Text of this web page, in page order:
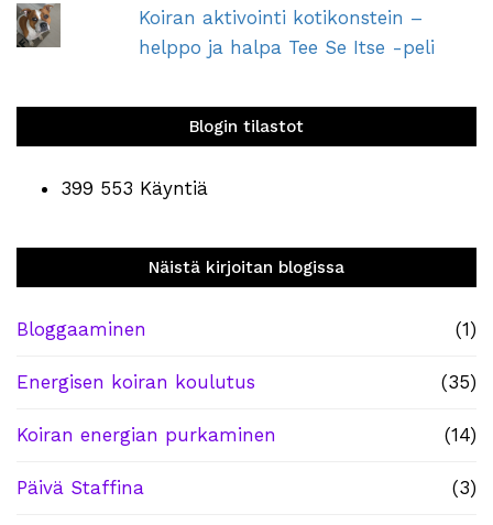
Koiran aktivointi kotikonstein –
helppo ja halpa Tee Se Itse -peli
Blogin tilastot
399 553 Käyntiä
Näistä kirjoitan blogissa
Bloggaaminen (1)
Energisen koiran koulutus (35)
Koiran energian purkaminen (14)
Päivä Staffina (3)